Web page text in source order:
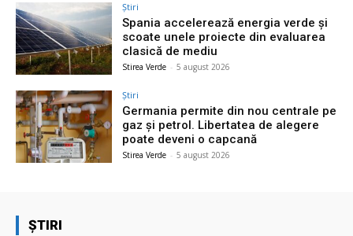
Știri
Spania accelerează energia verde și
scoate unele proiecte din evaluarea
clasică de mediu
Stirea Verde - 5 august 2026
Știri
Germania permite din nou centrale pe
gaz și petrol. Libertatea de alegere
poate deveni o capcană
Stirea Verde - 5 august 2026
ȘTIRI